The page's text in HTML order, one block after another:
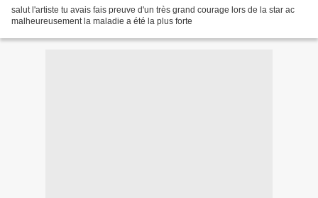
salut l'artiste tu avais fais preuve d'un très grand courage lors de la star ac
malheureusement la maladie a été la plus forte